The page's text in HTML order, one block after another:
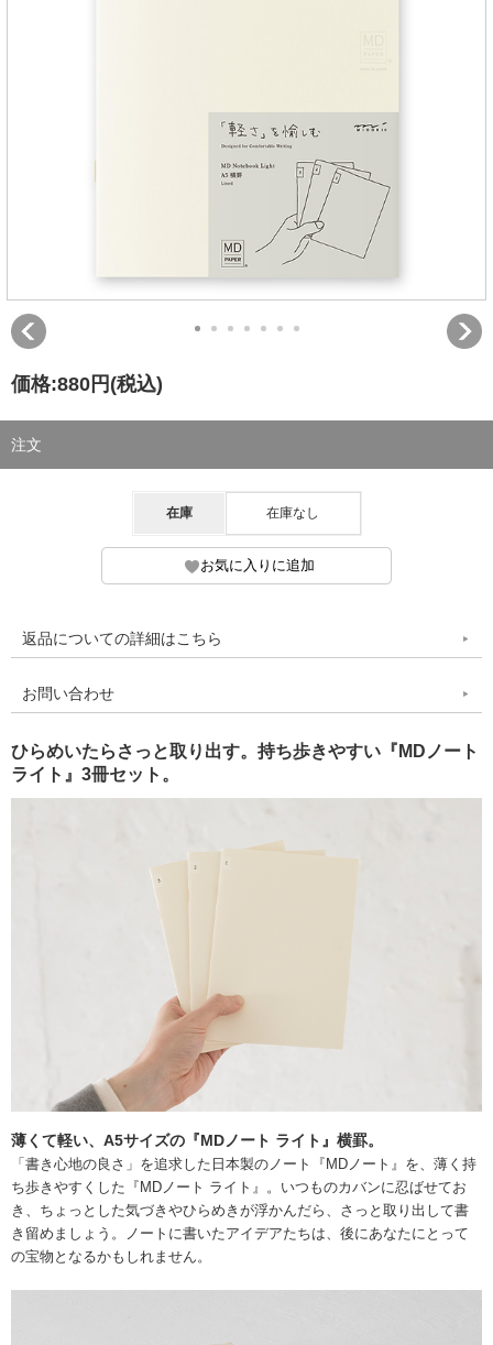
価格:880円 (税込)
注文
在庫 在庫なし
返品についての詳細はこちら
お問い合わせ
ひらめいたらさっと取り出す。持ち歩きやすい『MDノート
ライト』3冊セット。
薄くて軽い、A5サイズの『MDノート ライト』横罫。
「書き心地の良さ」を追求した日本製のノート『MDノート』を、薄く持
ち歩きやすくした『MDノート ライト』。いつものカバンに忍ばせてお
き、ちょっとした気づきやひらめきが浮かんだら、さっと取り出して書
き留めましょう。ノートに書いたアイデアたちは、後にあなたにとって
の宝物となるかもしれません。